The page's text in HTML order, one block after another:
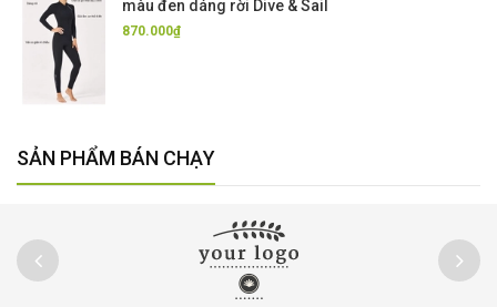
màu đen dáng rời Dive & Sail
870.000₫
SẢN PHẨM BÁN CHẠY